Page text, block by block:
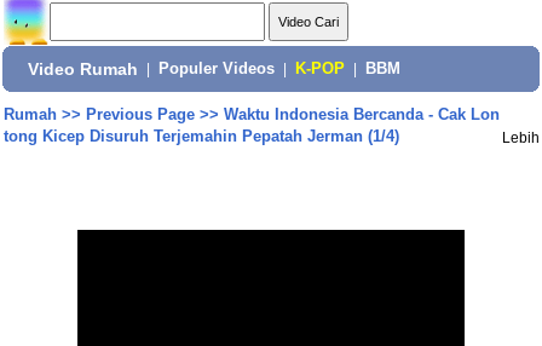
Video Rumah Populer Videos K-POP BBM
Rumah>> Previous Page>> Waktu Indonesia Bercanda - Cak Lon
tong Kicep Disuruh Terjemahin Pepatah Jerman (1/4)
Lebih